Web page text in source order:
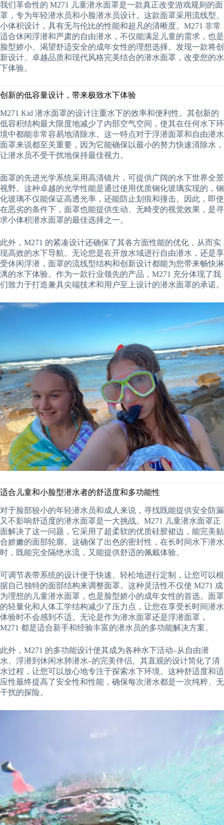
我们革命性的 M271 儿童潜水面罩是一款真正改变游戏规则的面
罩，专为年轻潜水员和小脸潜水员设计。这款面罩采用流线型、
小体积设计，具有无与伦比的性能和超凡的清晰度。M271 非常
适合休闲浮潜和严肃的自由潜水，不仅能满足儿童的需求，也是
脸型娇小、渴望舒适安全的成年女性的理想选择。发现一款将创
新设计、卓越品质和现代风格完美结合的潜水面罩，改变您的水
下体验。
创新的低容量设计，带来极致水下体验
M271 Kid 潜水面罩的设计注重水下的效率和便利性。其创新的
低容积结构最大限度地减少了内部空气空间，使其在任何水下环
境中都能非常容易地清除水。这一特点对于浮潜面罩和自由潜水
面罩来说都至关重要，因为它能确保以最小的努力快速清除水，
让潜水员不受干扰地保持最佳视力。
面罩的先进光学系统采用高清镜片，可提供广阔的水下世界全景
视野。这种卓越的光学性能是通过使用优质钢化玻璃实现的，钢
化玻璃不仅能保证高透光率，还能防止划痕和撞击。因此，即使
在恶劣的条件下，面罩也能提供生动、无畸变的视觉效果，是寻
求小体积潜水面罩的最佳选择之一。
此外，M271 的紧凑设计还确保了其各方面性能的优化，从而实
现高效的水下导航。无论您是在开放水域进行自由潜水，还是享
受休闲浮潜，面罩的流线型结构和创新设计都能为您带来畅快淋
漓的水下体验。作为一款行业领先的产品，M271 充分体现了我
们致力于打造兼具尖端技术和用户至上设计的潜水面罩的承诺。
适合儿童和小脸型潜水者的舒适度和多功能性
对于脸部较小的年轻潜水员和成人来说，寻找既能提供安全防漏
又不影响舒适度的潜水面罩是一大挑战。M271 儿童潜水面罩正
面解决了这一问题，它采用了超柔软的优质硅胶裙边，能完美贴
合娇嫩的面部轮廓。这确保了出色的密封性，在长时间水下潜水
时，既能完全隔绝水流，又能提供舒适的佩戴体验。
可调节表带系统的设计便于快速、轻松地进行定制，让您可以根
据自己独特的面部结构来调整面罩。这种灵活性不仅使 M271 成
为理想的儿童潜水面罩，也是脸型娇小的成年女性的首选。面罩
的轻量化和人体工学结构减少了压力点，让您在享受长时间潜水
体验时不会感到不适。无论是作为潜水面罩还是浮潜面罩，
M271 都是适合新手和经验丰富的潜水员的多功能解决方案。
此外，M271 的多功能设计使其成为各种水下活动–从自由潜
水、浮潜到休闲水肺潜水–的完美伴侣。其直观的设计简化了清
水过程，让您可以放心地专注于探索水下环境。这种舒适度和适
应性最终提高了安全性和性能，确保每次潜水都是一次纯粹、无
干扰的探险。